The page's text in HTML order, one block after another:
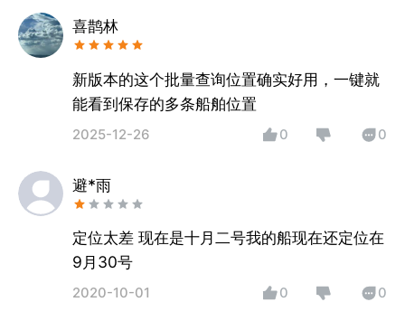
喜鹊林
新版本的这个批量查询位置确实好用，一键就
能看到保存的多条船舶位置
2025-12-26 0 0
避*雨
定位太差 现在是十月二号我的船现在还定位在
9月30号
2020-10-01 0 0